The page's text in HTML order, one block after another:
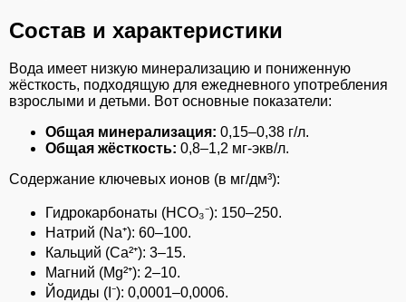
Состав и характеристики
Вода имеет низкую минерализацию и пониженную
жёсткость, подходящую для ежедневного употребления
взрослыми и детьми. Вот основные показатели:
Общая минерализация: 0,15–0,38 г/л.
Общая жёсткость: 0,8–1,2 мг-экв/л.
Содержание ключевых ионов (в мг/дм³):
Гидрокарбонаты (HCO₃⁻): 150–250.
Натрий (Na⁺): 60–100.
Кальций (Ca²⁺): 3–15.
Магний (Mg²⁺): 2–10.
Йодиды (I⁻): 0,0001–0,0006.